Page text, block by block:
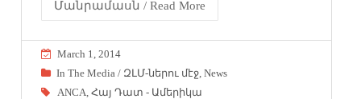
Մանրամասն / Read More
March 1, 2014
In The Media / ԶԼՄ-ներու մէջ ,News
ANCA ,Հայ Դատ - Ամերիկա